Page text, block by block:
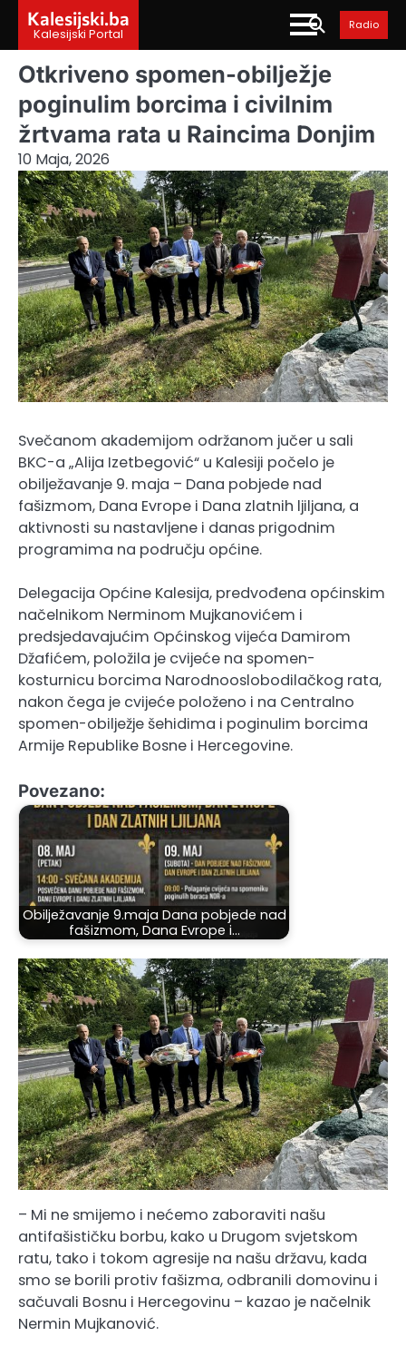
content
Kalesijski.ba
Kalesijski Portal
Radio
Otkriveno spomen-obilježje
poginulim borcima i civilnim
žrtvama rata u Raincima Donjim
10 Maja, 2026
Svečanom akademijom održanom jučer u sali
BKC-a „Alija Izetbegović“ u Kalesiji počelo je
obilježavanje 9. maja – Dana pobjede nad
fašizmom, Dana Evrope i Dana zlatnih ljiljana, a
aktivnosti su nastavljene i danas prigodnim
programima na području općine.
Delegacija Općine Kalesija, predvođena općinskim
načelnikom Nerminom Mujkanovićem i
predsjedavajućim Općinskog vijeća Damirom
Džafićem, položila je cvijeće na spomen-
kosturnicu borcima Narodnooslobodilačkog rata,
nakon čega je cvijeće položeno i na Centralno
spomen-obilježje šehidima i poginulim borcima
Armije Republike Bosne i Hercegovine.
Povezano:
Obilježavanje 9.maja Dana pobjede nad
fašizmom, Dana Evrope i…
– Mi ne smijemo i nećemo zaboraviti našu
antifašističku borbu, kako u Drugom svjetskom
ratu, tako i tokom agresije na našu državu, kada
smo se borili protiv fašizma, odbranili domovinu i
sačuvali Bosnu i Hercegovinu – kazao je načelnik
Nermin Mujkanović.